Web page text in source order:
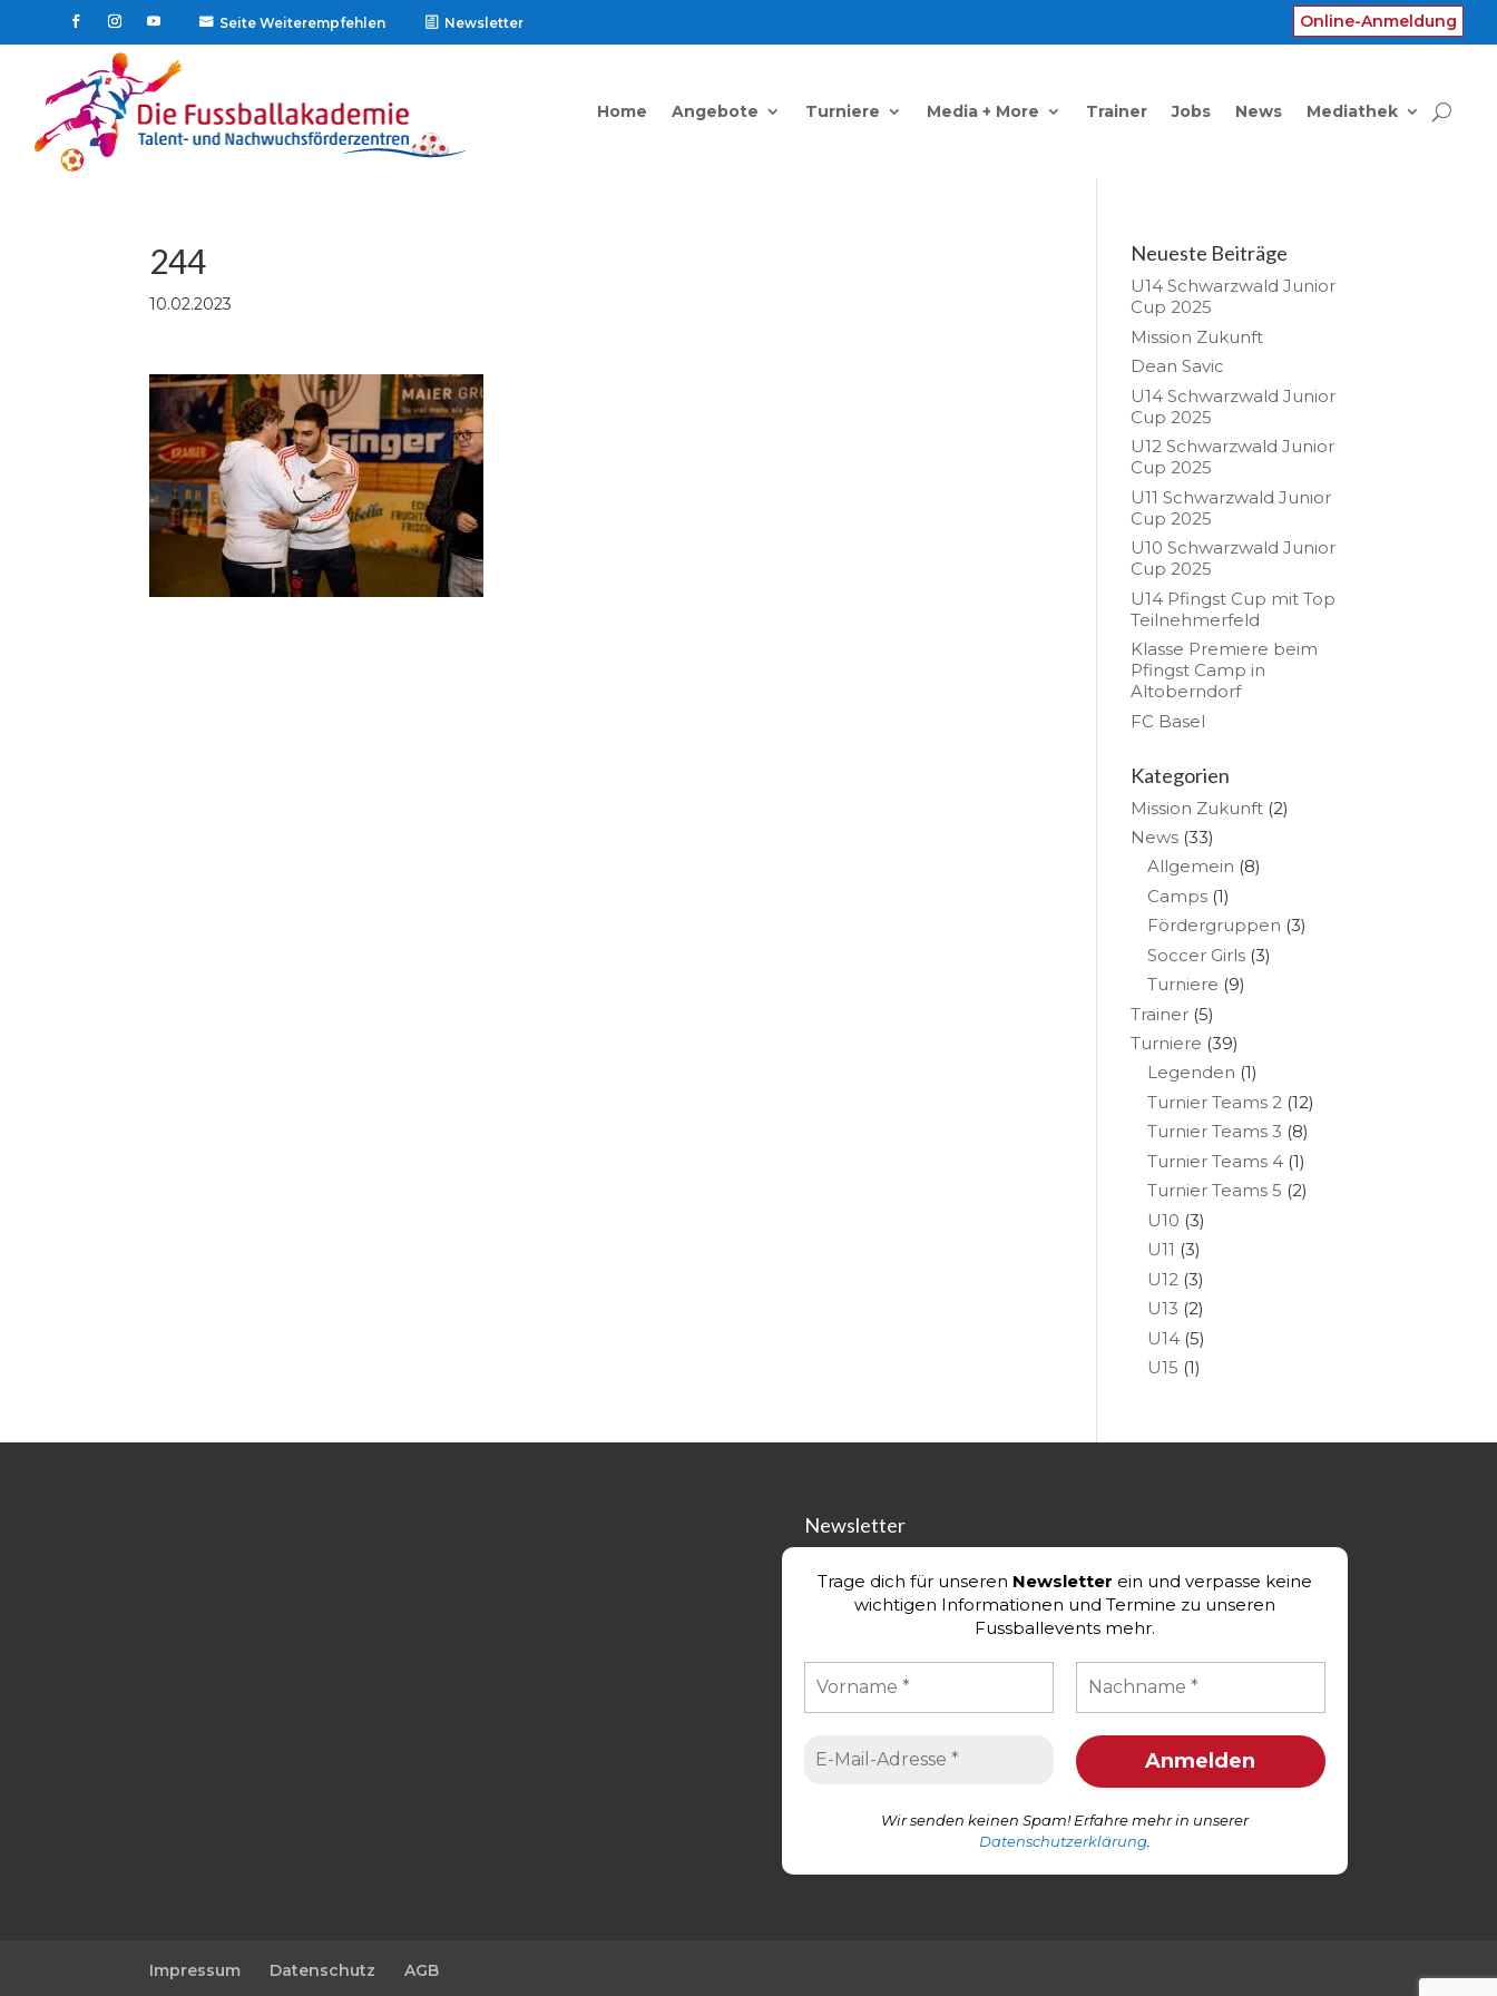
Seite Weiterempfehlen Newsletter Online-Anmeldung
Home Angebote Turniere Media + More Trainer Jobs News Mediathek
244
10.02.2023
Neueste Beiträge
U14 Schwarzwald Junior
Cup 2025
Mission Zukunft
Dean Savic
U14 Schwarzwald Junior
Cup 2025
U12 Schwarzwald Junior
Cup 2025
U11 Schwarzwald Junior
Cup 2025
U10 Schwarzwald Junior
Cup 2025
U14 Pfingst Cup mit Top
Teilnehmerfeld
Klasse Premiere beim
Pfingst Camp in
Altoberndorf
FC Basel
Kategorien
Mission Zukunft (2)
News (33)
Allgemein (8)
Camps (1)
Fördergruppen (3)
Soccer Girls (3)
Turniere (9)
Trainer (5)
Turniere (39)
Legenden (1)
Turnier Teams 2 (12)
Turnier Teams 3 (8)
Turnier Teams 4 (1)
Turnier Teams 5 (2)
U10 (3)
U11 (3)
U12 (3)
U13 (2)
U14 (5)
U15 (1)
Newsletter
Trage dich für unseren Newsletter ein und verpasse keine
wichtigen Informationen und Termine zu unseren
Fussballevents mehr.
Wir senden keinen Spam! Erfahre mehr in unserer
Datenschutzerklärung.
Impressum Datenschutz AGB